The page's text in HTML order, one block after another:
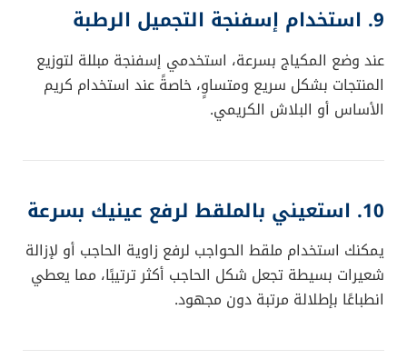
9. استخدام إسفنجة التجميل الرطبة
عند وضع المكياج بسرعة، استخدمي إسفنجة مبللة لتوزيع
المنتجات بشكل سريع ومتساوٍ، خاصةً عند استخدام كريم
الأساس أو البلاش الكريمي.
10. استعيني بالملقط لرفع عينيك بسرعة
يمكنك استخدام ملقط الحواجب لرفع زاوية الحاجب أو لإزالة
شعيرات بسيطة تجعل شكل الحاجب أكثر ترتيبًا، مما يعطي
انطباعًا بإطلالة مرتبة دون مجهود.